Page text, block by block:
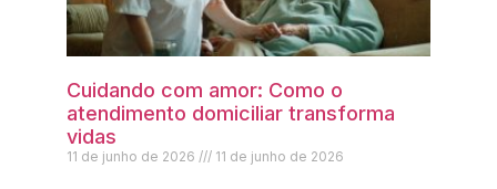
Cuidando com amor: Como o
atendimento domiciliar transforma
vidas
11 de junho de 2026 11 de junho de 2026